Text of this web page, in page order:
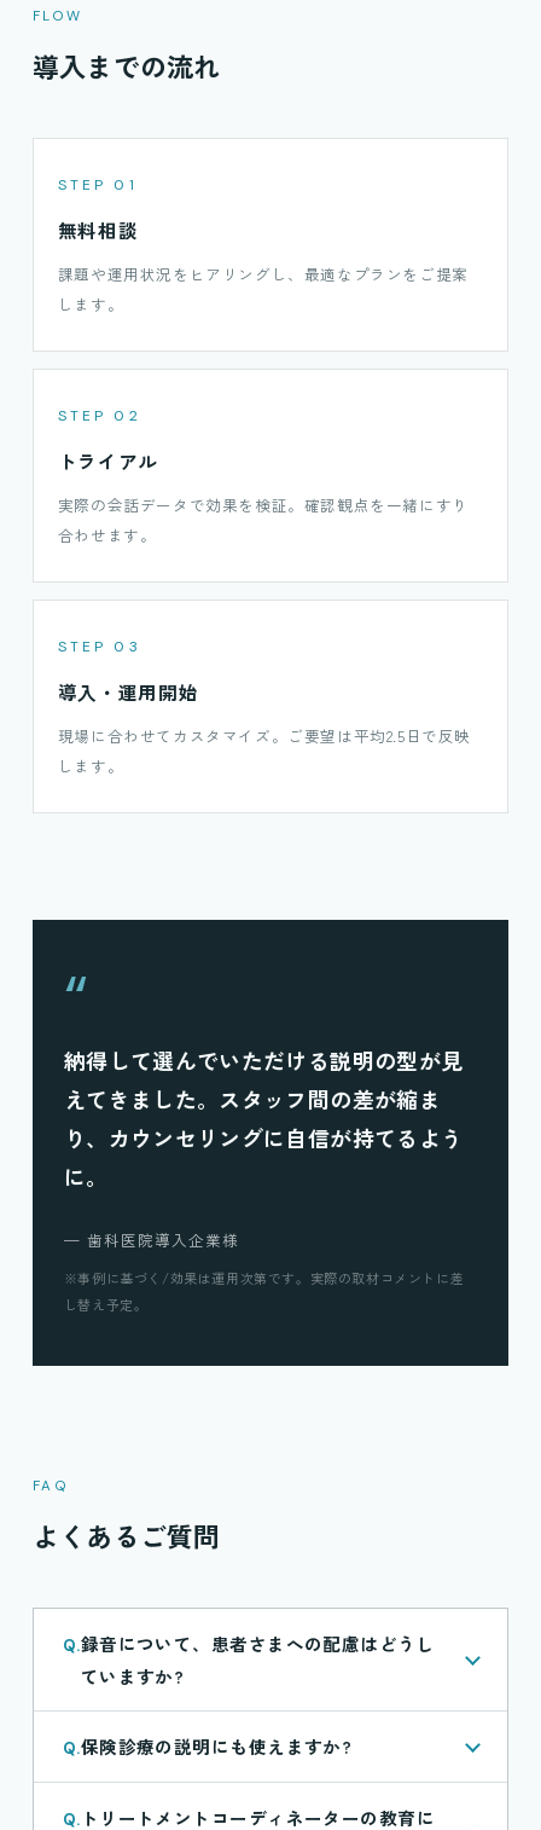
FLOW
導入までの流れ
STEP 01
無料相談
課題や運用状況をヒアリングし、最適なプランをご提案
します。
STEP 02
トライアル
実際の会話データで効果を検証。確認観点を一緒にすり
合わせます。
STEP 03
導入・運用開始
現場に合わせてカスタマイズ。ご要望は平均2.5日で反映
します。
“
納得して選んでいただける説明の型が見
えてきました。スタッフ間の差が縮ま
り、カウンセリングに自信が持てるよう
に。
— 歯科医院導入企業様
※事例に基づく/効果は運用次第です。実際の取材コメントに差
し替え予定。
FAQ
よくあるご質問
Q.録音について、患者さまへの配慮はどうし
ていますか?
Q.保険診療の説明にも使えますか?
Q. トリートメントコーディネーターの教育に